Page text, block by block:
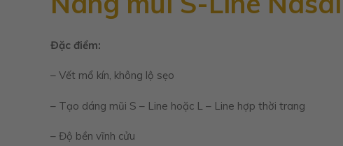
Đặc điểm:
– Vết mổ kín, không lộ sẹo
– Tạo dáng mũi S – Line hoặc L – Line hợp thời trang
– Độ bền vĩnh cửu